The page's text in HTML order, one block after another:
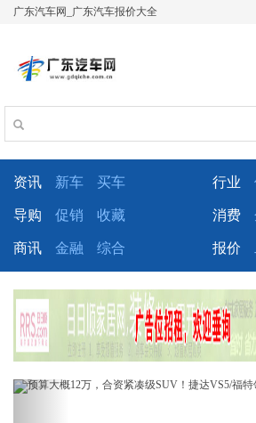
广东汽车网_广东汽车报价大全
资讯 新车 买车 行业
导购 促销 收藏 消费
商讯 金融 综合 报价
Previous